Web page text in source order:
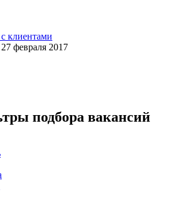
клиентами
27 февраля 2017
подбора вакансий